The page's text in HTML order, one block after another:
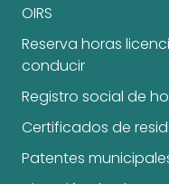
OIRS
Reserva horas
conducir
Registro social de
Certificados de
Patentes